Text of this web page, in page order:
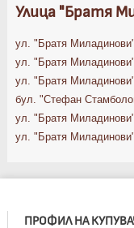
Улица "Братя
ул. "Братя
ул. "Братя
ул. "Братя
бул. "Стефан
ул. "Братя
ул. "Братя
ПРОФИЛ НА